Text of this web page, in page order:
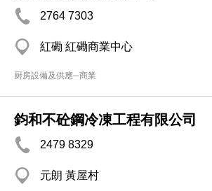
2764 7303
紅磡 紅磡商業中心
厨房設備及供應─商業
鈞和不砼鋼冷凍工程有限公司
2479 8329
元朗 黃屋村